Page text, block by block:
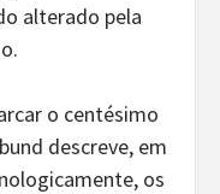
alterado pela
o centésimo
descreve, em
os